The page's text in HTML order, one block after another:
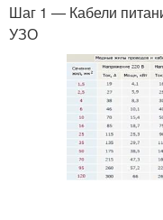
Шаг 1 — Кабели
УЗО